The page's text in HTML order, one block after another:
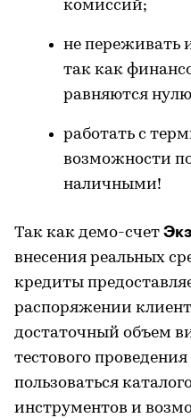
комиссий;
не переживать
так как
равняются
работать с
возможности
наличными!
Так как демо-счет
внесения реальных
кредиты
распоряжении
достаточный объем
тестового
пользоваться
инструментов и